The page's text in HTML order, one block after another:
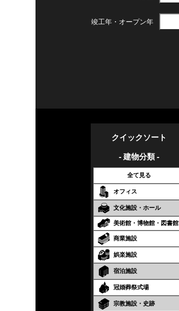
竣工年・ オープン年
クイックソート
- 建物分類 -
全て見る
オフィス
文化施設・ホール
美術館・博物館・図書館
商業施設
娯楽施設
宿泊施設
冠婚葬祭式場
宗教施設・史跡